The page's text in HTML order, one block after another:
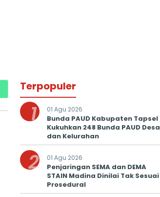
Terpopuler
1 01 Agu 2026
Bunda PAUD Kabupaten Tapsel
Kukuhkan 248 Bunda PAUD Desa
dan Kelurahan
2 01 Agu 2026
Penjaringan SEMA dan DEMA
STAIN Madina Dinilai Tak Sesuai
Prosedural